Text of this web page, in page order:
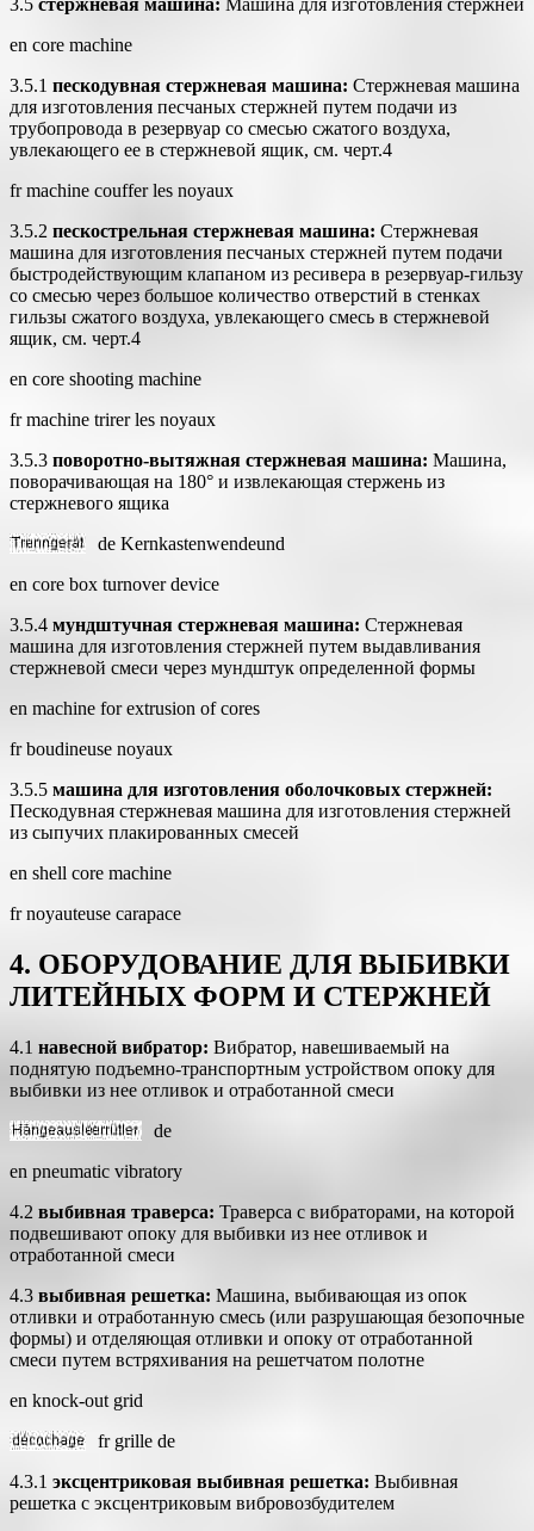
3.5 стержневая машина: Машина для изготовления стержней
en core machine
3.5.1 пескодувная стержневая машина: Стержневая машина
для изготовления песчаных стержней путем подачи из
трубопровода в резервуар со смесью сжатого воздуха,
увлекающего ее в стержневой ящик, см. черт.4
fr machine couffer les noyaux
3.5.2 пескострельная стержневая машина: Стержневая
машина для изготовления песчаных стержней путем подачи
быстродействующим клапаном из ресивера в резервуар-гильзу
со смесью через большое количество отверстий в стенках
гильзы сжатого воздуха, увлекающего смесь в стержневой
ящик, см. черт.4
en core shooting machine
fr machine trirer les noyaux
3.5.3 поворотно-вытяжная стержневая машина: Машина,
поворачивающая на 180° и извлекающая стержень из
стержневого ящика
de Kernkastenwendeund
en core box turnover device
3.5.4 мундштучная стержневая машина: Стержневая
машина для изготовления стержней путем выдавливания
стержневой смеси через мундштук определенной формы
en machine for extrusion of cores
fr boudineuse noyaux
3.5.5 машина для изготовления оболочковых стержней:
Пескодувная стержневая машина для изготовления стержней
из сыпучих плакированных смесей
en shell core machine
fr noyauteuse carapace
4. ОБОРУДОВАНИЕ ДЛЯ ВЫБИВКИ
ЛИТЕЙНЫХ ФОРМ И СТЕРЖНЕЙ
4.1 навесной вибратор: Вибратор, навешиваемый на
поднятую подъемно-транспортным устройством опоку для
выбивки из нее отливок и отработанной смеси
de
en pneumatic vibratory
4.2 выбивная траверса: Траверса с вибраторами, на которой
подвешивают опоку для выбивки из нее отливок и
отработанной смеси
4.3 выбивная решетка: Машина, выбивающая из опок
отливки и отработанную смесь (или разрушающая безопочные
формы) и отделяющая отливки и опоку от отработанной
смеси путем встряхивания на решетчатом полотне
en knock-out grid
fr grille de
4.3.1 эксцентриковая выбивная решетка: Выбивная
решетка с эксцентриковым вибровозбудителем